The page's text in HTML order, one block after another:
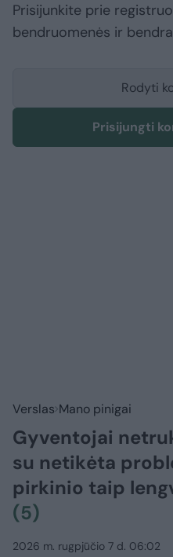
Prisijunkite prie
bendruomenės ir
Rodyti
Prisijungti
Verslas Mano pinigai
Gyventojai
su netikėta
pirkinio taip
(5)
2026 m. rugpjūčio 7 d. 06:02